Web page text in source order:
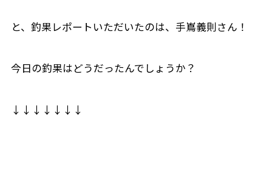
と、釣果レポートいただいたのは、手嶌義則さん！
今日の釣果はどうだったんでしょうか？
↓↓↓↓↓↓↓